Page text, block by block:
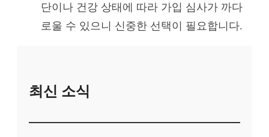
단이나 건강 상태에 따라 가입 심사가 까다
로울 수 있으니 신중한 선택이 필요합니다.
최신 소식